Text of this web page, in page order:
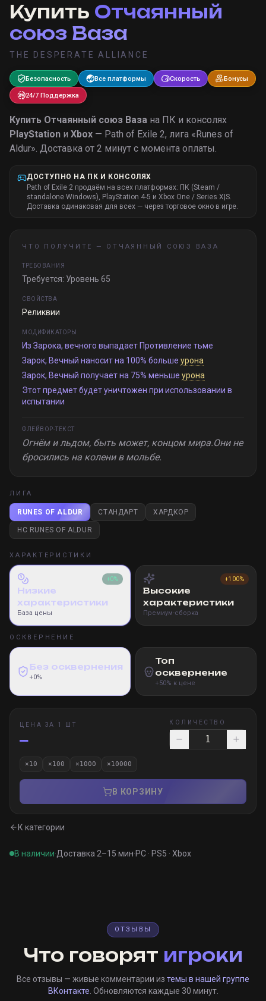
Купить Отчаянный
союз Ваза
THE DESPERATE ALLIANCE
Безопасность Все платформы Скорость Бонусы
24/7 Поддержка
Купить Отчаянный союз Ваза на ПК и консолях
PlayStation и Xbox — Path of Exile 2, лига «Runes of
Aldur». Доставка от 2 минут с момента оплаты.
ДОСТУПНО НА ПК И КОНСОЛЯХ
Path of Exile 2 продаём на всех платформах: ПК (Steam /
standalone Windows), PlayStation 4-5 и Xbox One / Series X|S.
Доставка одинаковая для всех — через торговое окно в игре.
ЧТО ПОЛУЧИТЕ — ОТЧАЯННЫЙ СОЮЗ ВАЗА
ТРЕБОВАНИЯ
Требуется: Уровень 65
СВОЙСТВА
Реликвии
МОДИФИКАТОРЫ
Из Зарока, вечного выпадает Противление тьме
Зарок, Вечный наносит на 100% больше урона
Зарок, Вечный получает на 75% меньше урона
Этот предмет будет уничтожен при использовании в
испытании
ФЛЕЙВОР-ТЕКСТ
Огнём и льдом, быть может, концом мира.Они не
бросились на колени в мольбе.
ЛИГА
RUNES OF ALDUR СТАНДАРТ ХАРДКОР
HC RUNES OF ALDUR
ХАРАКТЕРИСТИКИ
+0%
Низкие
характеристики
База цены
+100%
Высокие
характеристики
Премиум-сборка
ОСКВЕРНЕНИЕ
Без осквернения
+0%
Топ
осквернение
+50% к цене
ЦЕНА ЗА 1 ШТ
—
КОЛИЧЕСТВО
×10 ×100 ×1000 ×10000
В КОРЗИНУ
К категории
В наличии·Доставка 2–15 мин·PC · PS5 · Xbox
ОТЗЫВЫ
Что говорят игроки
Все отзывы — живые комментарии из темы в нашей группе
ВКонтакте . Обновляются каждые 30 минут.